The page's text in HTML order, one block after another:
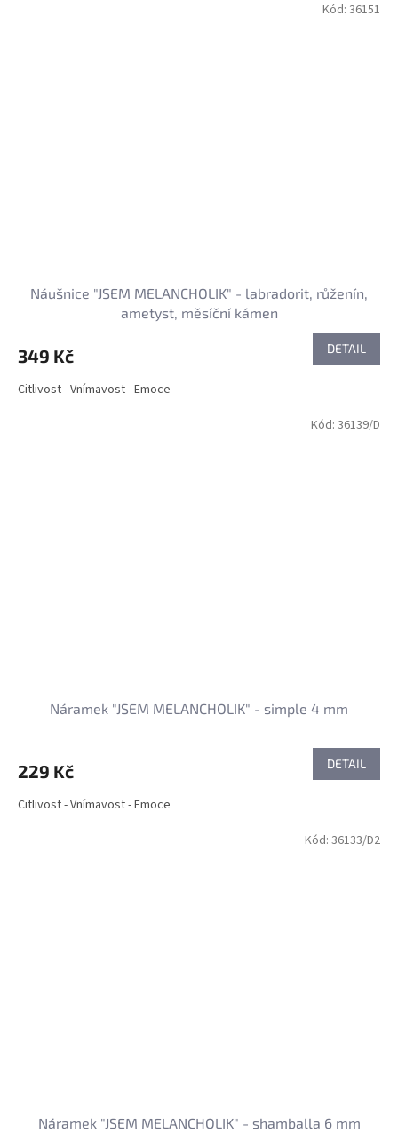
Náušnice "JSEM MELANCHOLIK" - labradorit, růženín,
ametyst, měsíční kámen
349 Kč DETAIL
Citlivost - Vnímavost - Emoce
Kód: 36151
Náramek "JSEM MELANCHOLIK" - simple 4 mm
229 Kč DETAIL
Citlivost - Vnímavost - Emoce
Kód: 36139/D
Náramek "JSEM MELANCHOLIK" - shamballa 6 mm
Kód: 36133/D2